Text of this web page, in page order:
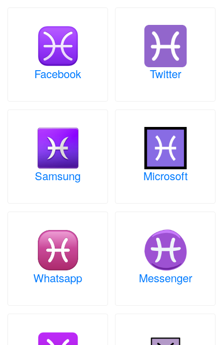
Facebook Twitter
Samsung Microsoft
Whatsapp Messenger